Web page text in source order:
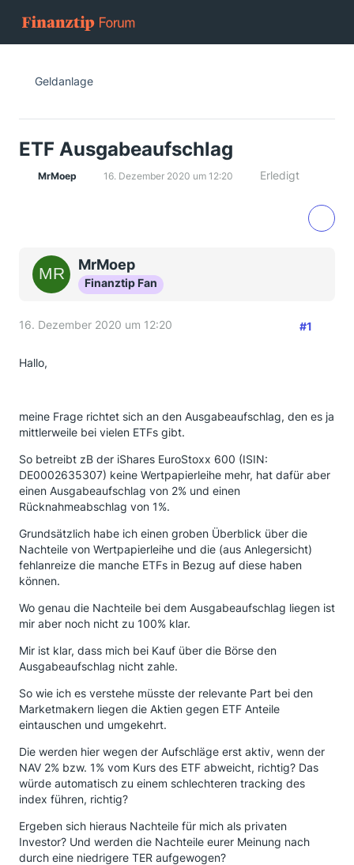
Geldanlage
ETF Ausgabeaufschlag
MrMoep 16. Dezember 2020 um 12:20 Erledigt
MrMoep
Finanztip Fan
16. Dezember 2020 um 12:20 #1
Hallo,
meine Frage richtet sich an den Ausgabeaufschlag, den es ja
mittlerweile bei vielen ETFs gibt.
So betreibt zB der iShares EuroStoxx 600 (ISIN:
DE0002635307) keine Wertpapierleihe mehr, hat dafür aber
einen Ausgabeaufschlag von 2% und einen
Rücknahmeabschlag von 1%.
Grundsätzlich habe ich einen groben Überblick über die
Nachteile von Wertpapierleihe und die (aus Anlegersicht)
fehlanreize die manche ETFs in Bezug auf diese haben
können.
Wo genau die Nachteile bei dem Ausgabeaufschlag liegen ist
mir aber noch nicht zu 100% klar.
Mir ist klar, dass mich bei Kauf über die Börse den
Ausgabeaufschlag nicht zahle.
So wie ich es verstehe müsste der relevante Part bei den
Marketmakern liegen die Aktien gegen ETF Anteile
eintauschen und umgekehrt.
Die werden hier wegen der Aufschläge erst aktiv, wenn der
NAV 2% bzw. 1% vom Kurs des ETF abweicht, richtig? Das
würde automatisch zu einem schlechteren tracking des
index führen, richtig?
Ergeben sich hieraus Nachteile für mich als privaten
Investor? Und werden die Nachteile eurer Meinung nach
durch eine niedrigere TER aufgewogen?